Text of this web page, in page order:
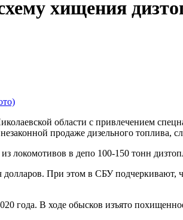
хищения
области с привлечением
продаже дизельного топлива,
локомотивов в депо 100-150 тонн
При этом в СБУ
года. В ходе обысков изъято